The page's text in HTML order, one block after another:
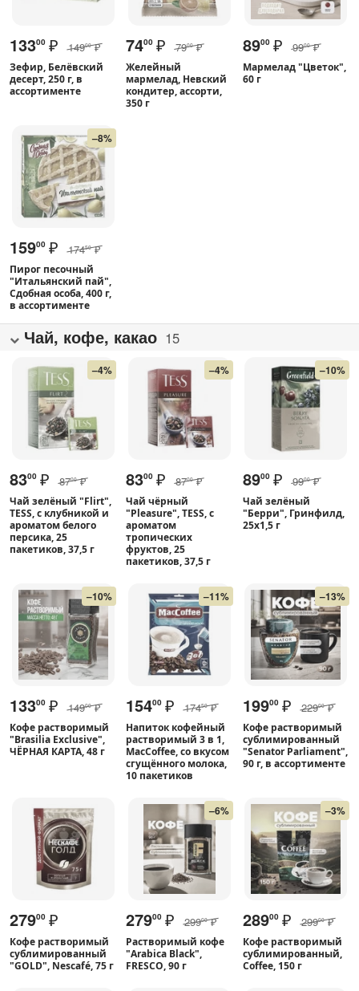
13300 ₽ 14900 ₽
Зефир, Белёвский
десерт, 250 г, в
ассортименте
7400 ₽ 7900 ₽
Желейный
мармелад, Невский
кондитер, ассорти,
350 г
8900 ₽ 9900 ₽
Мармелад "Цветок",
60 г
–8%
15900 ₽ 17450 ₽
Пирог песочный
"Итальянский пай",
Сдобная особа, 400 г,
в ассортименте
Чай, кофе, какао 15
–4%
8300 ₽ 8700 ₽
Чай зелёный "Flirt",
TESS, с клубникой и
ароматом белого
персика, 25
пакетиков, 37,5 г
–4%
8300 ₽ 8700 ₽
Чай чёрный
"Pleasure", TESS, с
ароматом
тропических
фруктов, 25
пакетиков, 37,5 г
–10%
8900 ₽ 9900 ₽
Чай зелёный
"Берри", Гринфилд,
25х1,5 г
–10%
13300 ₽ 14900 ₽
Кофе растворимый
"Brasilia Exclusive",
ЧЁРНАЯ КАРТА, 48 г
–11%
15400 ₽ 17450 ₽
Напиток кофейный
растворимый 3 в 1,
MacCoffee, со вкусом
сгущённого молока,
10 пакетиков
–13%
19900 ₽ 22900 ₽
Кофе растворимый
сублимированный
"Senator Parliament",
90 г, в ассортименте
27900 ₽
Кофе растворимый
сублимированный
"GOLD", Nescafé, 75 г
–6%
27900 ₽ 29900 ₽
Растворимый кофе
"Arabica Black",
FRESCO, 90 г
–3%
28900 ₽ 29900 ₽
Кофе растворимый
сублимированный,
Coffee, 150 г